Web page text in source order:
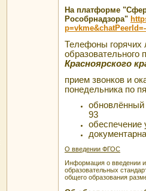
На платформе
Рособрнадзора"
Телефоны горячих
образовательного
Красноярского
прием звонков и
понедельника по
обновлённый
93
обеспечение
О введении ФГОС
Информация о введении
образовательных
общего образования